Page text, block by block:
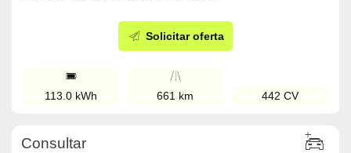
Solicitar oferta
113.0 kWh 661 km 442 CV
Consultar